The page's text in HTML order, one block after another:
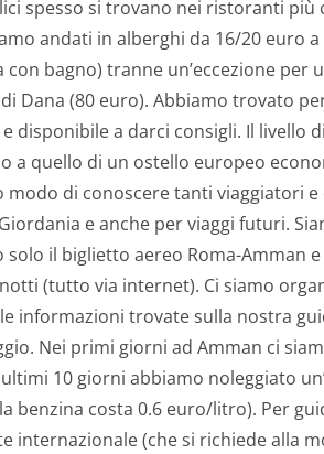
spesso si trovano nei ristoranti
andati in alberghi da 16/20 euro
bagno) tranne un’eccezione per
Dana (80 euro). Abbiamo trovato
disponibile a darci consigli. Il livello
a quello di un ostello europeo
modo di conoscere tanti viaggiatori e
e anche per viaggi futuri.
il biglietto aereo Roma-Amman e
(tutto via internet). Ci siamo
informazioni trovate sulla nostra
Nei primi giorni ad Amman ci
10 giorni abbiamo noleggiato
benzina costa 0.6 euro/litro). Per
internazionale (che si richiede alla